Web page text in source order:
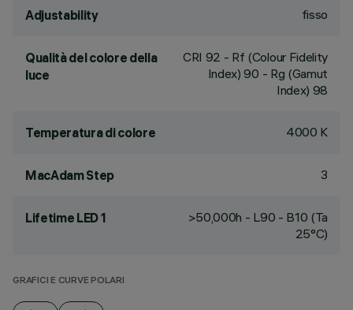
Adjustability fisso
Qualità del colore della
luce
CRI 92 - Rf (Colour Fidelity
Index) 90 - Rg (Gamut
Index) 98
Temperatura di colore 4000 K
MacAdam Step 3
Lifetime LED 1
>50,000h - L90 - B10 (Ta
25°C)
GRAFICI E CURVE POLARI